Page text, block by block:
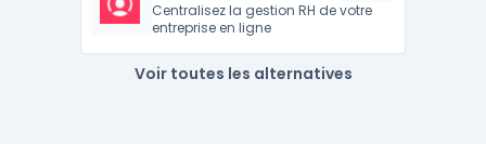
Centralisez la gestion RH de votre
entreprise en ligne
Voir toutes les alternatives